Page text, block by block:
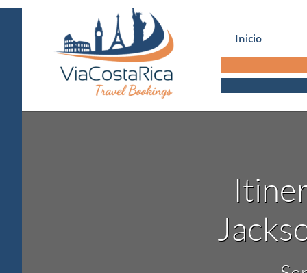
Inicio